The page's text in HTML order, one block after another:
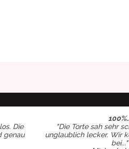
Die
genau
"Die Torte sah sehr
unglaublich lecker. Wir
bei..."